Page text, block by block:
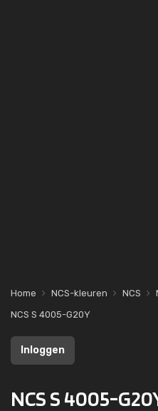
Home NCS-kleuren NCS
NCS S 4005-G20Y
Inloggen
NCS S 4005-